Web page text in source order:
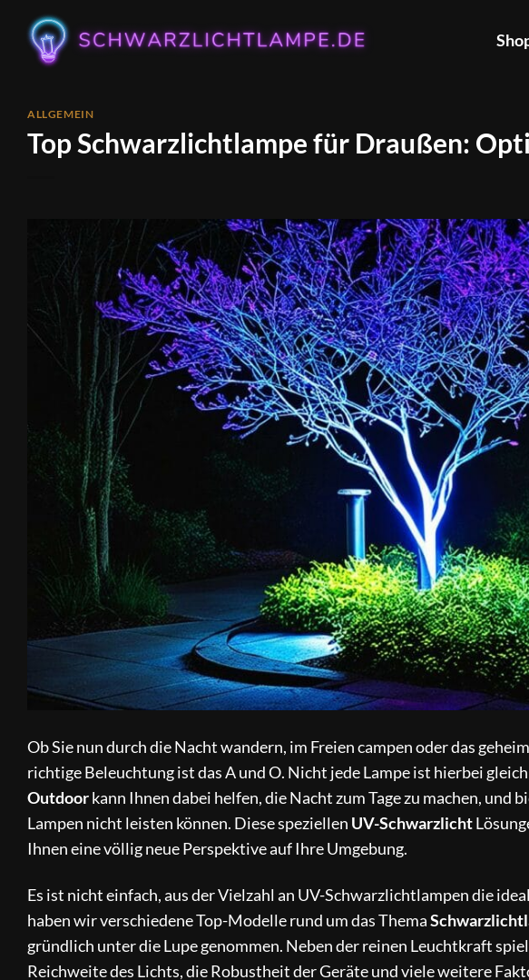
Inhalt
springen
ALLGEMEIN
Top Schwarzlichtlampe für Draußen:
Ob Sie nun durch die Nacht wandern, im Freien campen oder das
richtige Beleuchtung ist das A und O. Nicht jede Lampe ist hierbei
Outdoorkann Ihnen dabei helfen, die Nacht zum Tage zu machen, und
Lampen nicht leisten können. Diese speziellen UV-Schwarzlicht
Ihnen eine völlig neue Perspektive auf Ihre Umgebung.
Es ist nicht einfach, aus der Vielzahl an UV-Schwarzlichtlampen die
haben wir verschiedene Top-Modelle rund um das Thema
gründlich unter die Lupe genommen. Neben der reinen Leuchtkraft
Reichweite des Lichts, die Robustheit der Geräte und viele weitere